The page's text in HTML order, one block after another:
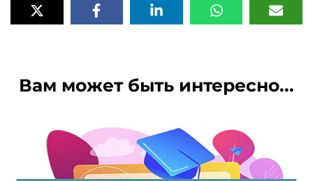
Вам может быть интересно...